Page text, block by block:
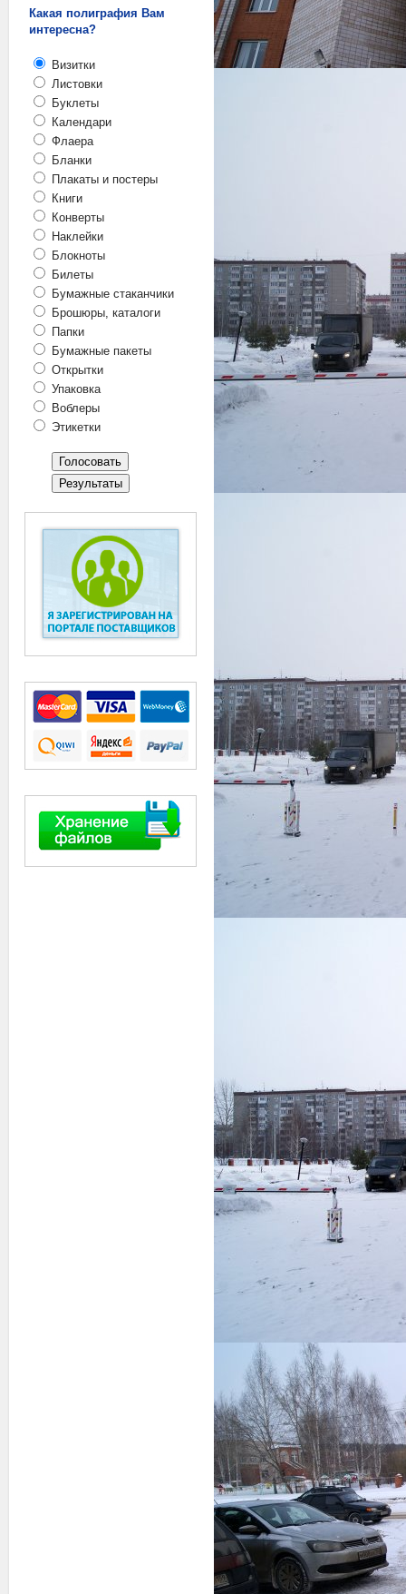
Какая полиграфия Вам
интересна?
Визитки
Листовки
Буклеты
Календари
Флаера
Бланки
Плакаты и постеры
Книги
Конверты
Наклейки
Блокноты
Билеты
Бумажные стаканчики
Брошюры, каталоги
Папки
Бумажные пакеты
Открытки
Упаковка
Воблеры
Этикетки